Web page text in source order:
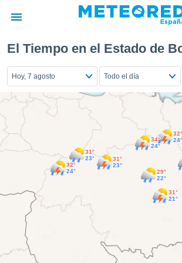
de
por
para
la
se
calidad.
a este
y
digital
basada
El Tiempo en el Estado de
Hoy, 7 agosto Todo el día
31°
23°
32°
24°
29°
22°
31°
21°
34°
24°
32°
24°
31°
23°